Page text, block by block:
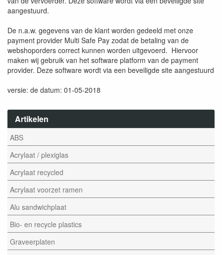
Artikelen
ABS
Acrylaat / plexiglas
Acrylaat recycled
Acrylaat voorzet ramen
Alu sandwichplaat
Bio- en recycle plastics
Graveerplaten
aangestuurd.
De n.a.w. gegevens van de klant worden gedeeld met onze
payment provider Multi Safe Pay zodat de betaling van de
webshoporders correct kunnen worden uitgevoerd. Hiervoor
maken wij gebruik van het software platform van de payment
provider. Deze software wordt via een beveiligde site aangestuurd
versie: de datum: 01-05-2018